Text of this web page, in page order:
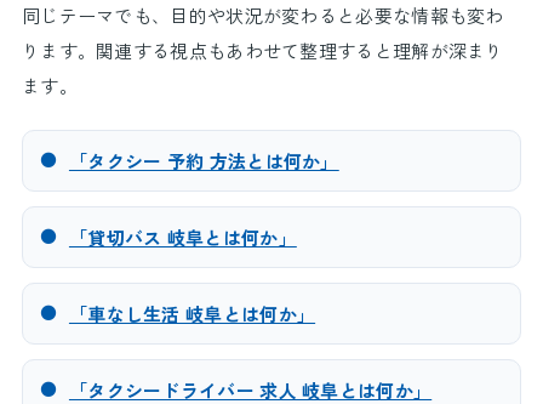
同じテーマでも、目的や状況が変わると必要な情報も変わ
ります。関連する視点もあわせて整理すると理解が深まり
ます。
● 「タクシー 予約 方法とは何か」
● 「貸切バス 岐阜とは何か」
● 「車なし生活 岐阜とは何か」
● 「タクシードライバー 求人 岐阜とは何か」